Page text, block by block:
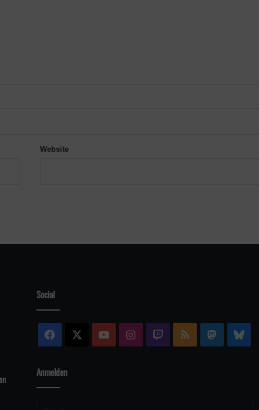
Website
Social
Facebook YouTubeInstagram
TwitchRSS Mastodon
Anmelden